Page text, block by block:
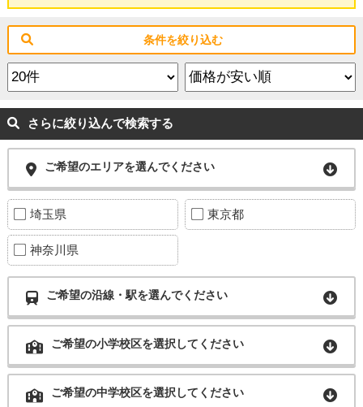
条件を絞り込む
さらに絞り込んで検索する
ご希望のエリアを選んでください
埼玉県 東京都
神奈川県
ご希望の沿線・駅を選んでください
ご希望の小学校区を選択してください
ご希望の中学校区を選択してください